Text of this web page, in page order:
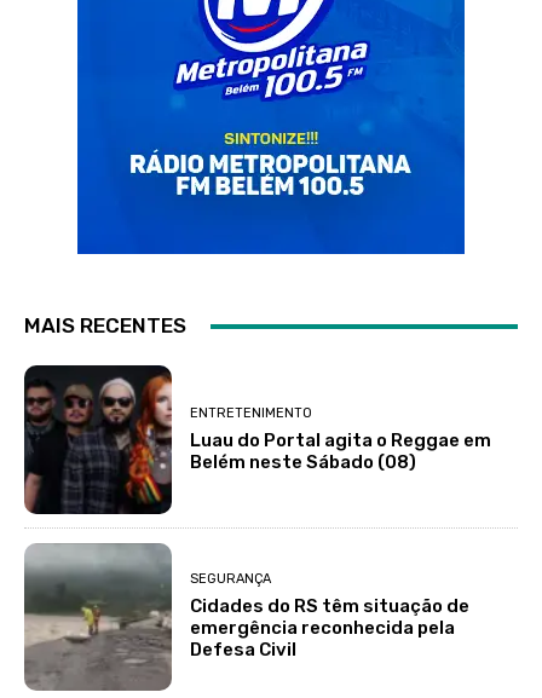
MAIS RECENTES
ENTRETENIMENTO
Luau do Portal agita o Reggae em
Belém neste Sábado (08)
SEGURANÇA
Cidades do RS têm situação de
emergência reconhecida pela
Defesa Civil